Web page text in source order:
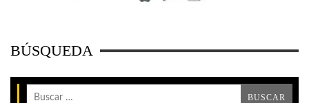
BÚSQUEDA